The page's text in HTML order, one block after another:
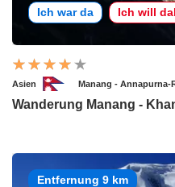
Ich war da Ich will
Asien Manang - Annapurna-
Wanderung Manang -
Entfernung 9 km